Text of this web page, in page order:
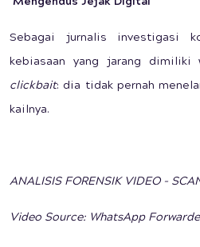
Mengendus Jejak Digital
Sebagai jurnalis investigasi
kebiasaan yang jarang dimiliki
clickbait: dia tidak pernah
kailnya.
ANALISIS FORENSIK VIDEO -
Video Source: WhatsApp